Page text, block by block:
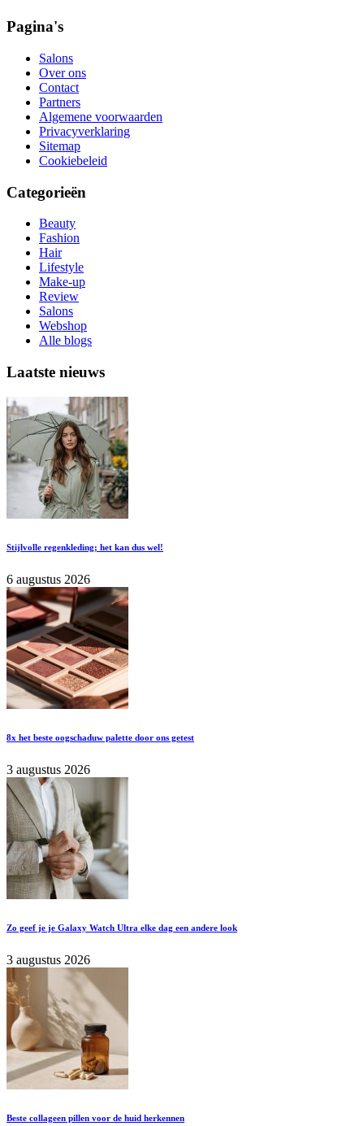
Pagina's
Salons
Over ons
Contact
Partners
Algemene voorwaarden
Privacyverklaring
Sitemap
Cookiebeleid
Categorieën
Beauty
Fashion
Hair
Lifestyle
Make-up
Review
Salons
Webshop
Alle blogs
Laatste nieuws
Stijlvolle regenkleding; het kan dus wel!
6 augustus 2026
8x het beste oogschaduw palette door ons getest
3 augustus 2026
Zo geef je je Galaxy Watch Ultra elke dag een andere look
3 augustus 2026
Beste collageen pillen voor de huid herkennen